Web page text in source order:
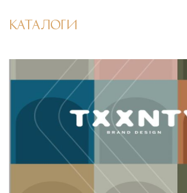
средств
распаковывают товар и
указанное место
Вывоз упаковочного материала
очистка помещения от тары и
Гарантийная проверка—
предмет повреждений и
доставке
КАТАЛОГИ